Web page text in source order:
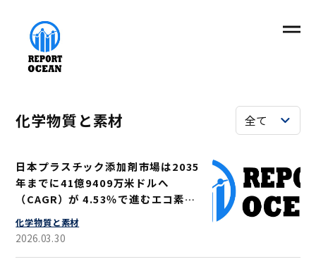
化学物質と素材
日本プラスチック添加剤市場は2035
年までに41億9409万米ドルへ
（CAGR）が 4.53％で進むエコ素材
転換
化学物質と素材
2026.03.30